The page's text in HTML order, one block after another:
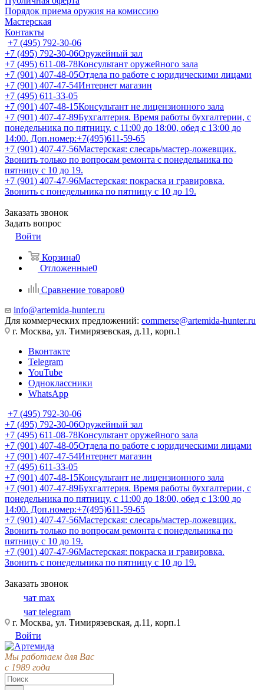
Порядок приема оружия на комиссию
Мастерская
Контакты
+7 (495) 792-30-06
+7 (495) 792-30-06Оружейный зал
+7 (495) 611-08-78Консультант оружейного зала
+7 (901) 407-48-05Отдела по работе с юридическими лицами
+7 (901) 407-47-54Интернет магазин
+7 (495) 611-33-05
+7 (901) 407-48-15Консультант не лицензионного зала
+7 (901) 407-47-89Бухгалтерия. Время работы бухгалтерии, с
понедельника по пятницу, с 11:00 до 18:00, обед с 13:00 до
14:00. Доп.номер:+7(495)611-59-65
+7 (901) 407-47-56Мастерская: слесарь/мастер-ложевщик.
Звонить только по вопросам ремонта с понедельника по
пятницу с 10 до 19.
+7 (901) 407-47-96Мастерская: покраска и гравировка.
Звонить с понедельника по пятницу с 10 до 19.
Заказать звонок
Задать вопрос
Войти
Корзина0
Отложенные0
Сравнение товаров0
info@artemida-hunter.ru
Для коммерческих предложений: commerse@artemida-hunter.ru
г. Москва, ул. Тимирязевская, д.11, корп.1
Вконтакте
Telegram
YouTube
Одноклассники
WhatsApp
+7 (495) 792-30-06
+7 (495) 792-30-06Оружейный зал
+7 (495) 611-08-78Консультант оружейного зала
+7 (901) 407-48-05Отдела по работе с юридическими лицами
+7 (901) 407-47-54Интернет магазин
+7 (495) 611-33-05
+7 (901) 407-48-15Консультант не лицензионного зала
+7 (901) 407-47-89Бухгалтерия. Время работы бухгалтерии, с
понедельника по пятницу, с 11:00 до 18:00, обед с 13:00 до
14:00. Доп.номер:+7(495)611-59-65
+7 (901) 407-47-56Мастерская: слесарь/мастер-ложевщик.
Звонить только по вопросам ремонта с понедельника по
пятницу с 10 до 19.
+7 (901) 407-47-96Мастерская: покраска и гравировка.
Звонить с понедельника по пятницу с 10 до 19.
Заказать звонок
чат max
чат telegram
г. Москва, ул. Тимирязевская, д.11, корп.1
Войти
Мы работаем для Вас
с 1989 года